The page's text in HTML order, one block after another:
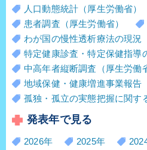
人口動態統計（厚生労働省）
患者調査（厚生労働省）
わが国の慢性透析療法の現況
特定健康診査・特定保健指導
中高年者縦断調査（厚生労働
地域保健・健康増進事業報告
孤独・孤立の実態把握に関す
発表年で見る
2026年 2025年